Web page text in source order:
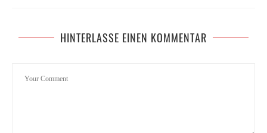
HINTERLASSE EINEN KOMMENTAR